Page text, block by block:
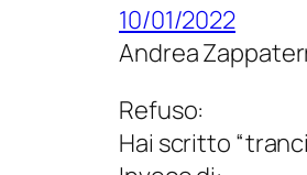
10/01/2022
Andrea
Refuso:
Hai scritto